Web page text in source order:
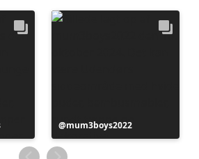
Opslag
offentliggjort
af
mum3boys2022